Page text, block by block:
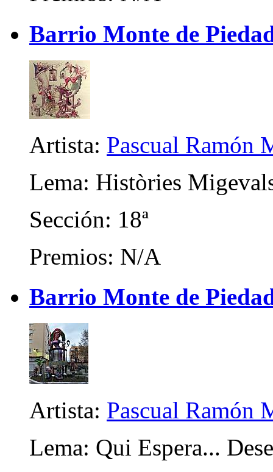
Barrio Monte de
Artista: Pascual Ramón
Lema: Històries
Sección: 18ª
Premios: N/A
Barrio Monte de
Artista: Pascual Ramón
Lema: Qui Espera...